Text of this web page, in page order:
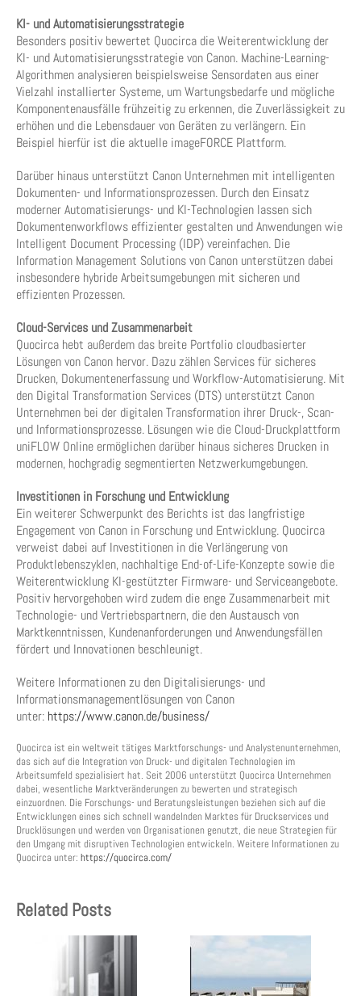
KI- und Automatisierungsstrategie
Besonders positiv bewertet Quocirca die Weiterentwicklung der
KI- und Automatisierungsstrategie von Canon. Machine-Learning-
Algorithmen analysieren beispielsweise Sensordaten aus einer
Vielzahl installierter Systeme, um Wartungsbedarfe und mögliche
Komponentenausfälle frühzeitig zu erkennen, die Zuverlässigkeit zu
erhöhen und die Lebensdauer von Geräten zu verlängern. Ein
Beispiel hierfür ist die aktuelle imageFORCE Plattform.
Darüber hinaus unterstützt Canon Unternehmen mit intelligenten
Dokumenten- und Informationsprozessen. Durch den Einsatz
moderner Automatisierungs- und KI-Technologien lassen sich
Dokumentenworkflows effizienter gestalten und Anwendungen wie
Intelligent Document Processing (IDP) vereinfachen. Die
Information Management Solutions von Canon unterstützen dabei
insbesondere hybride Arbeitsumgebungen mit sicheren und
effizienten Prozessen.
Cloud-Services und Zusammenarbeit
Quocirca hebt außerdem das breite Portfolio cloudbasierter
Lösungen von Canon hervor. Dazu zählen Services für sicheres
Drucken, Dokumentenerfassung und Workflow-Automatisierung. Mit
den Digital Transformation Services (DTS) unterstützt Canon
Unternehmen bei der digitalen Transformation ihrer Druck-, Scan-
und Informationsprozesse. Lösungen wie die Cloud-Druckplattform
uniFLOW Online ermöglichen darüber hinaus sicheres Drucken in
modernen, hochgradig segmentierten Netzwerkumgebungen.
Investitionen in Forschung und Entwicklung
Ein weiterer Schwerpunkt des Berichts ist das langfristige
Engagement von Canon in Forschung und Entwicklung. Quocirca
verweist dabei auf Investitionen in die Verlängerung von
Produktlebenszyklen, nachhaltige End-of-Life-Konzepte sowie die
Weiterentwicklung KI-gestützter Firmware- und Serviceangebote.
Positiv hervorgehoben wird zudem die enge Zusammenarbeit mit
Technologie- und Vertriebspartnern, die den Austausch von
Marktkenntnissen, Kundenanforderungen und Anwendungsfällen
fördert und Innovationen beschleunigt.
Weitere Informationen zu den Digitalisierungs- und
Informationsmanagement­lösungen von Canon
unter: https://www.canon.de/business/
Quocirca ist ein weltweit tätiges Marktforschungs- und Analystenunternehmen,
das sich auf die Integration von Druck- und digitalen Technologien im
Arbeitsumfeld spezialisiert hat. Seit 2006 unterstützt Quocirca Unternehmen
dabei, wesentliche Marktveränderungen zu bewerten und strategisch
einzuordnen. Die Forschungs- und Beratungsleistungen beziehen sich auf die
Entwicklungen eines sich schnell wandelnden Marktes für Druckservices und
Drucklösungen und werden von Organisationen genutzt, die neue Strategien für
den Umgang mit disruptiven Technologien entwickeln. Weitere Informationen zu
Quocirca unter: https://quocirca.com/
Related Posts